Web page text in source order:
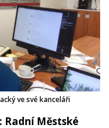
ve své kanceláři
Radní Městské